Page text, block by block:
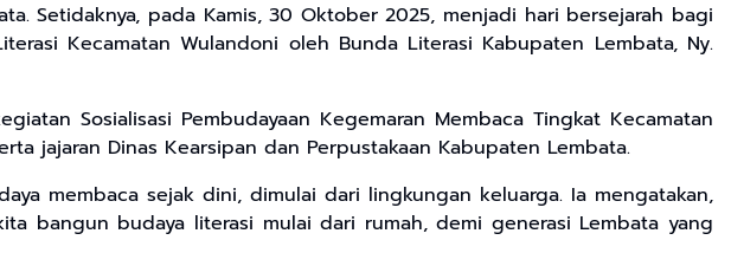
Setidaknya, pada Kamis, 30 Oktober 2025, menjadi hari bersejarah bagi
Kecamatan Wulandoni oleh Bunda Literasi Kabupaten Lembata, Ny.
Sosialisasi Pembudayaan Kegemaran Membaca Tingkat Kecamatan
jajaran Dinas Kearsipan dan Perpustakaan Kabupaten Lembata.
membaca sejak dini, dimulai dari lingkungan keluarga. Ia mengatakan,
bangun budaya literasi mulai dari rumah, demi generasi Lembata yang